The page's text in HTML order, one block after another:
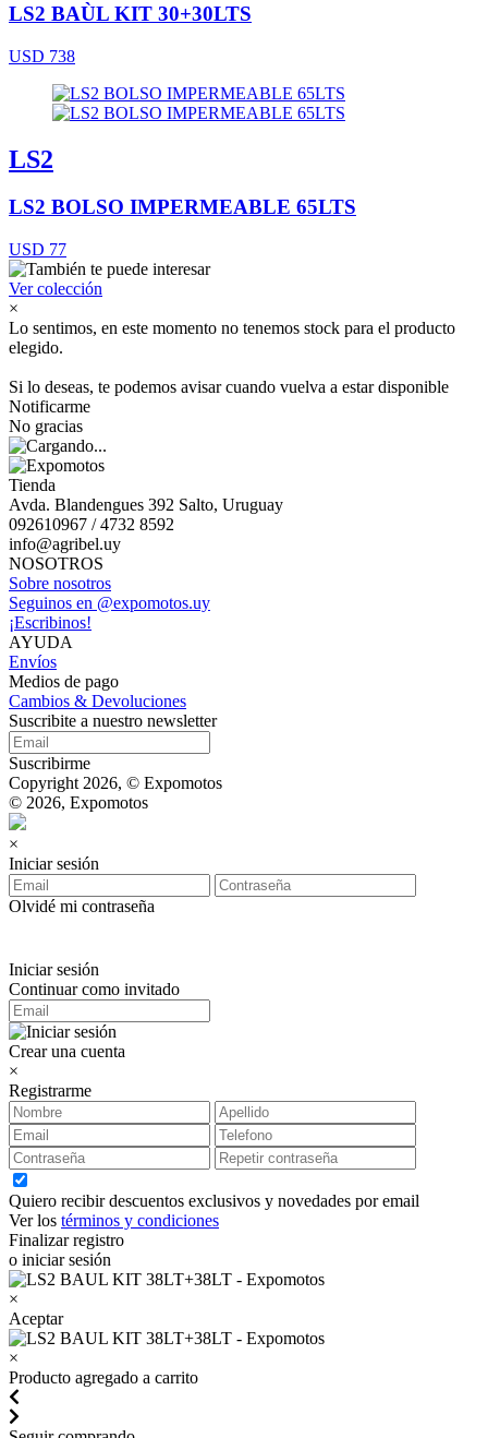
LS2 BAÙL KIT 30+30LTS
USD 738
LS2
LS2 BOLSO IMPERMEABLE 65LTS
USD 77
Ver colección
×
Lo sentimos, en este momento no tenemos stock para el producto
elegido.
Si lo deseas, te podemos avisar cuando vuelva a estar disponible
Notificarme
No gracias
Tienda
Avda. Blandengues 392 Salto, Uruguay
092610967 / 4732 8592
info@agribel.uy
NOSOTROS
Sobre nosotros
Seguinos en @expomotos.uy
¡Escribinos!
AYUDA
Envíos
Medios de pago
Cambios & Devoluciones
Suscribite a nuestro newsletter
Suscribirme
Copyright 2026, © Expomotos
© 2026, Expomotos
×
Iniciar sesión
Olvidé mi contraseña
Iniciar sesión
Continuar como invitado
Crear una cuenta
×
Registrarme
Quiero recibir descuentos exclusivos y novedades por email
Ver los términos y condiciones
Finalizar registro
o iniciar sesión
×
Aceptar
×
Producto agregado a carrito